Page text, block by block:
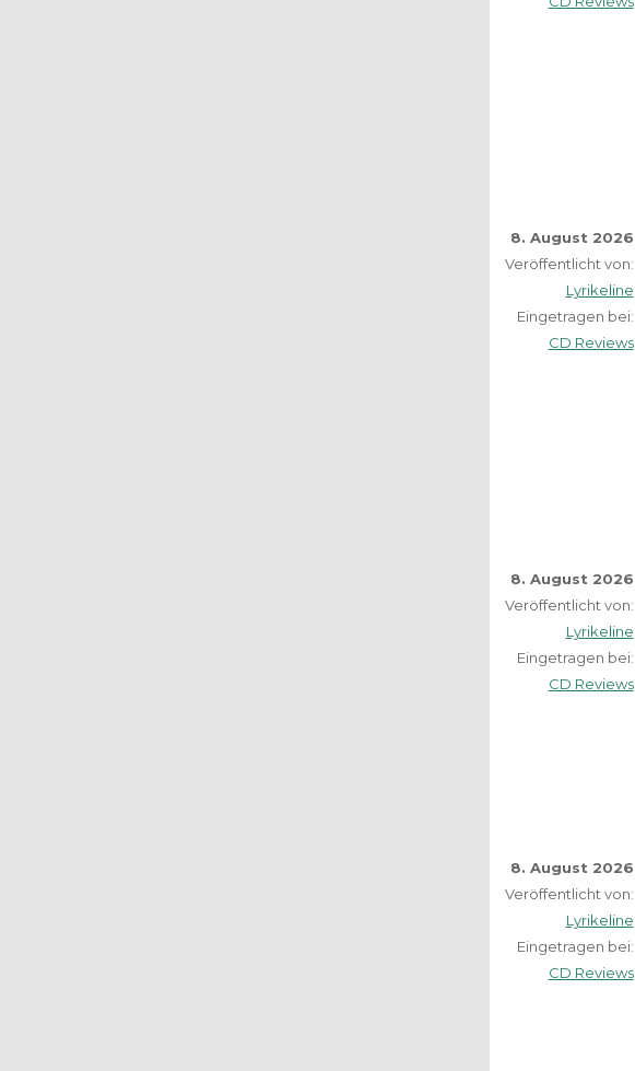
8. August 2026
Veröffentlicht von:
Lyrikeline
Eingetragen bei:
CD Reviews
8. August 2026
Veröffentlicht von:
Lyrikeline
Eingetragen bei:
CD Reviews
8. August 2026
Veröffentlicht von:
Lyrikeline
Eingetragen bei:
CD Reviews